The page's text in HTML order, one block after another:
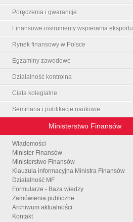
Poręczenia i gwarancje
Finansowe instrumenty wspierania eksportu
Rynek finansowy w Polsce
Egzaminy zawodowe
Działalność kontrolna
Ciała kolegialne
Seminaria i publikacje naukowe
Ministerstwo Finansów
Wiadomości
Minister Finansów
Ministerstwo Finansów
Klauzula informacyjna Ministra Finansów
Działalność MF
Formularze - Baza wiedzy
Zamówienia publiczne
Archiwum aktualności
Kontakt